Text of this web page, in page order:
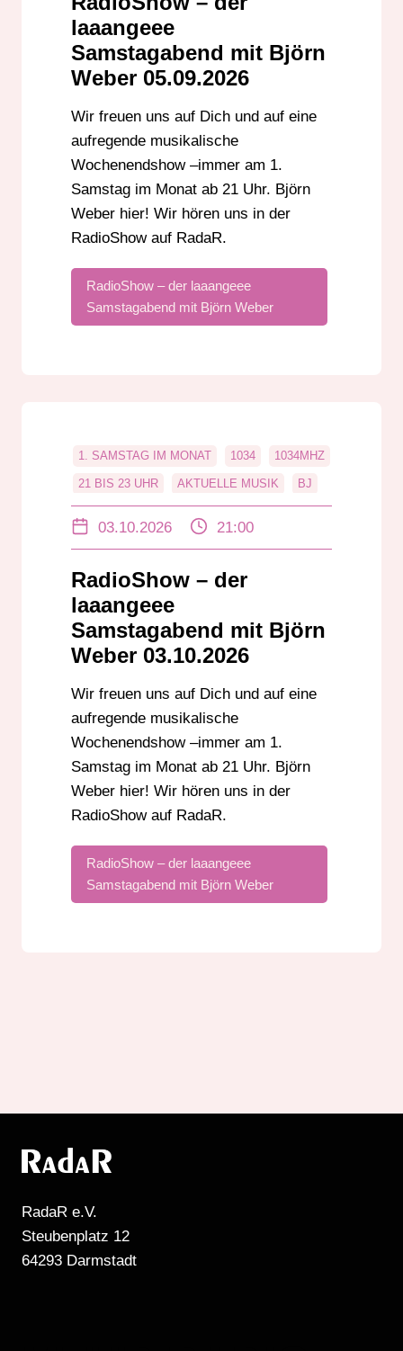
DER LANGE SAMSTAGABEND DJ
EDM EVENTS EVENTTIPPS
KABELRADIO MUSIK MUSIKNEWS
PARTYSHOW POP RADIO
RADIOSHOW RHEINLAND-PFALZ
RUNDFUNK SAMSTAG
STREAM SÜDHESSEN UKW
VERANSTALTUNGSTIPPS
laaangeee
Samstagabend mit Björn
Weber 05.09.2026
Wir freuen uns auf Dich und auf eine
aufregende musikalische
Wochenendshow –immer am 1.
Samstag im Monat ab 21 Uhr. Björn
Weber hier! Wir hören uns in der
RadioShow auf RadaR.
RadioShow – der laaangeee
Samstagabend mit Björn Weber
1. SAMSTAG IM MONAT 1034 1034MHZ
21 BIS 23 UHR AKTUELLE MUSIK BJ
CHARTS
DER LANGE SAMSTAGABEND DJ
EDM EVENTS EVENTTIPPS
KABELRADIO MUSIK MUSIKNEWS
PARTYSHOW POP RADIO
RADIOSHOW RHEINLAND-PFALZ
RUNDFUNK SAMSTAG
STREAM SÜDHESSEN UKW
03.10.2026 21:00
RadioShow – der
laaangeee
Samstagabend mit Björn
Weber 03.10.2026
Wir freuen uns auf Dich und auf eine
aufregende musikalische
Wochenendshow –immer am 1.
Samstag im Monat ab 21 Uhr. Björn
Weber hier! Wir hören uns in der
RadioShow auf RadaR.
RadioShow – der laaangeee
Samstagabend mit Björn Weber
RadaR e.V.
Steubenplatz 12
64293 Darmstadt